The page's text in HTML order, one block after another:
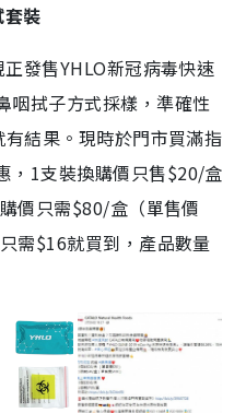
裝
發售YHLO新冠病毒快速
咽拭子方式採樣，準確性
結果。現時於門市買滿指
，1支裝換購價只售$20/盒
價只需$80/盒（單售價
需$16就買到，產品數量